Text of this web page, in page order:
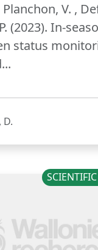
V. ,
(2023). In-
status